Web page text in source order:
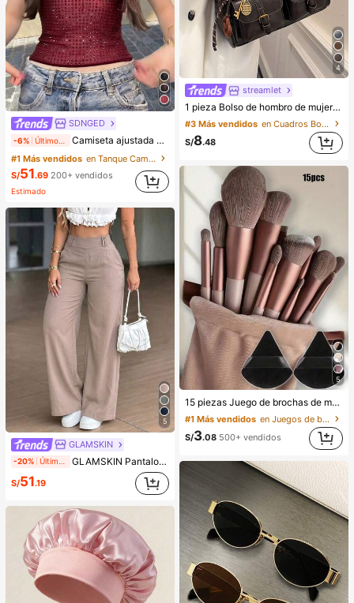
SDNGED
-6% Últimos 2 días Camiseta ajustada de mujer de unicolor, con malla de cristales, transparente y sexy, para uso casual en verano
#1 Más vendidos
en Tanque Camisetas sin mangas y camisetas sin man
S/51.69 200+ vendidos
Estimado
5
GLAMSKIN
-20% GLAMSKIN Pantalones de mujer básicos de cintura alta y pierna ancha para verano/otoño, pantalones de oficina de negocios casuales de unicolor, textura de lino con Bottom holgada, adecuados para la temporada de regreso a la escuela
S/51.19
4
streamlet
1 pieza Bolso de hombro de mujer de unicolor retro de piel de PU con múltiples bolsillos, gran capacidad, viene con un accesorio colgante desmontable (el accesorio colgante puede variar ligeramente)
#3 Más vendidos
en Cuadros Bolsos De Hombro De Mujer
S/8.48
5
15 piezas Juego de brochas de maquillaje, incluye 2 esponjas de maquillaje triangulares negras, suaves y pegajosas para polvos sueltos; también 13 piezas de brochas de maquillaje para colorete, lápiz labial líquido, lápiz labial, corrector, base de maquillaje, primer, cosméticos de marca, polvos sueltos, iluminador, contorno, fijador, sombra de ojos, colorete, maquillaje coreano, etc. Adecuado como regalo para niñas y mujeres.
#1 Más vendidos
en Juegos de brochas de maquillaje Juegos De Pince
S/3.08 500+ vendidos